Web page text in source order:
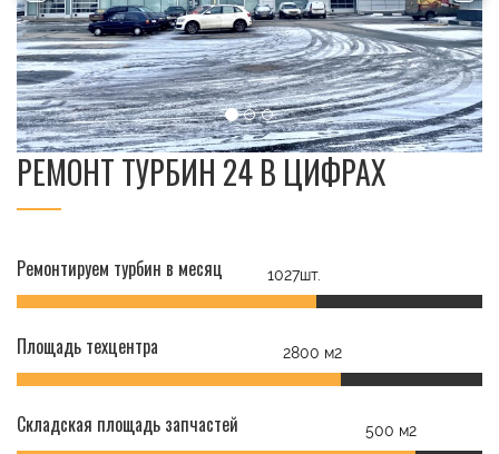
РЕМОНТ ТУРБИН 24 В ЦИФРАХ
Ремонтируем турбин в месяц 1027шт.
Площадь техцентра 2800 м2
Складская площадь запчастей 500 м2